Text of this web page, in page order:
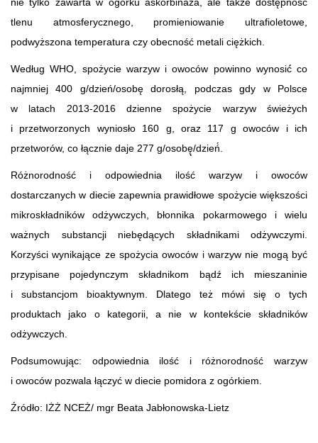
tlenu atmosferycznego, promieniowanie ultrafioletowe,
podwyższona temperatura czy obecność metali ciężkich.
Według WHO, spożycie warzyw i owoców powinno wynosić́ co
najmniej 400 g/dzień/osobę
dorosłą, podczas gdy w Polsce
w latach 2013-2016 dzienne spożycie warzyw świeżych
i przetworzonych wyniosło 160 g, oraz 117 g owoców i ich
przetworów, co łącznie daje 277 g/osobę̨/dzień́.
Różnorodność i odpowiednia ilość warzyw i owoców
dostarczanych w diecie zapewnia prawidłowe spożycie większości
mikroskładników odżywczych, błonnika pokarmowego i wielu
ważnych substancji niebędących składnikami odżywczymi.
Korzyści wynikające ze spożycia owoców i warzyw nie mogą być
przypisane pojedynczym składnikom bądź ich mieszaninie
i substancjom bioaktywnym. Dlatego też mówi się o tych
produktach jako o kategorii, a nie w kontekście składników
odżywczych.
Podsumowując: odpowiednia ilość i różnorodność warzyw
i owoców pozwala łączyć w diecie pomidora z ogórkiem.
Źródło: IŻŻ NCEŻ/ mgr Beata Jabłonowska-Lietz